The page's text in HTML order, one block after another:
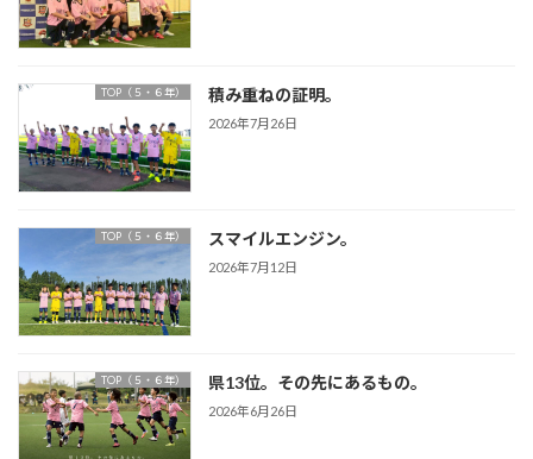
TOP（５・６年） 積み重ねの証明。
2026年7月26日
TOP（５・６年） スマイルエンジン。
2026年7月12日
TOP（５・６年） 県13位。その先にあるもの。
2026年6月26日